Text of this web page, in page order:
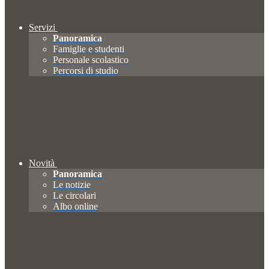
Servizi
Panoramica
Famiglie e studenti
Personale scolastico
Percorsi di studio
Novità
Panoramica
Le notizie
Le circolari
Albo online